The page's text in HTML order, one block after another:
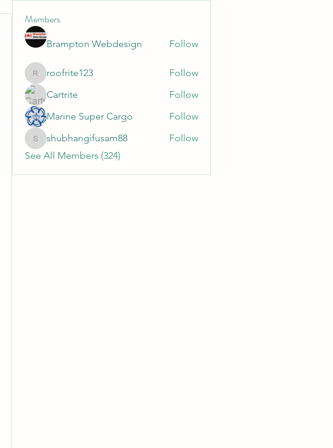
Members
Brampton Webdesign Follow
roofrite123
roofrite123
Follow
Cartrite
Follow
Marine Super Cargo
Follow
shubhangifusam88
shubhangifusam88
Follow
See All Members (324)